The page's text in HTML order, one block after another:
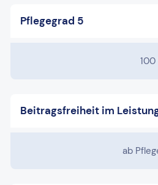
Pflegegrad 5
100
Beitragsfreiheit im
ab